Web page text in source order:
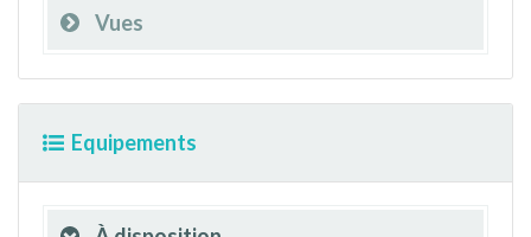
Vues
Equipements